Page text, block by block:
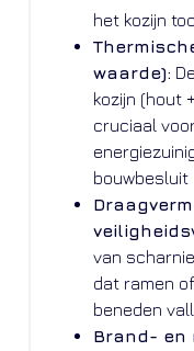
het kozijn
waarde):
kozijn (hout
cruciaal
bouwbesluit
van
dat ramen
beneden
Brand- en